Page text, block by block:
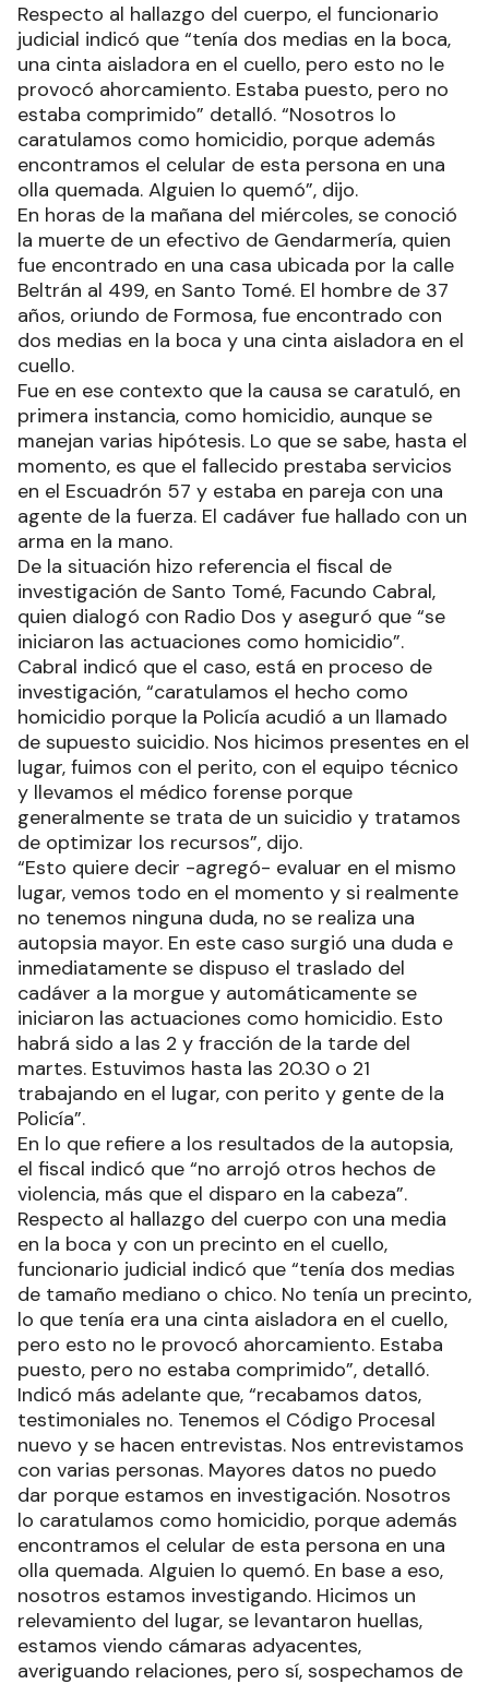
Respecto al hallazgo del cuerpo, el funcionario
judicial indicó que “tenía dos medias en la boca,
una cinta aisladora en el cuello, pero esto no le
provocó ahorcamiento. Estaba puesto, pero no
estaba comprimido” detalló. “Nosotros lo
caratulamos como homicidio, porque además
encontramos el celular de esta persona en una
olla quemada. Alguien lo quemó”, dijo.
En horas de la mañana del miércoles, se conoció
la muerte de un efectivo de Gendarmería, quien
fue encontrado en una casa ubicada por la calle
Beltrán al 499, en Santo Tomé. El hombre de 37
años, oriundo de Formosa, fue encontrado con
dos medias en la boca y una cinta aisladora en el
cuello.
Fue en ese contexto que la causa se caratuló, en
primera instancia, como homicidio, aunque se
manejan varias hipótesis. Lo que se sabe, hasta el
momento, es que el fallecido prestaba servicios
en el Escuadrón 57 y estaba en pareja con una
agente de la fuerza. El cadáver fue hallado con un
arma en la mano.
De la situación hizo referencia el fiscal de
investigación de Santo Tomé, Facundo Cabral,
quien dialogó con Radio Dos y aseguró que “se
iniciaron las actuaciones como homicidio”.
Cabral indicó que el caso, está en proceso de
investigación, “caratulamos el hecho como
homicidio porque la Policía acudió a un llamado
de supuesto suicidio. Nos hicimos presentes en el
lugar, fuimos con el perito, con el equipo técnico
y llevamos el médico forense porque
generalmente se trata de un suicidio y tratamos
de optimizar los recursos”, dijo.
“Esto quiere decir -agregó- evaluar en el mismo
lugar, vemos todo en el momento y si realmente
no tenemos ninguna duda, no se realiza una
autopsia mayor. En este caso surgió una duda e
inmediatamente se dispuso el traslado del
cadáver a la morgue y automáticamente se
iniciaron las actuaciones como homicidio. Esto
habrá sido a las 2 y fracción de la tarde del
martes. Estuvimos hasta las 20.30 o 21
trabajando en el lugar, con perito y gente de la
Policía”.
En lo que refiere a los resultados de la autopsia,
el fiscal indicó que “no arrojó otros hechos de
violencia, más que el disparo en la cabeza”.
Respecto al hallazgo del cuerpo con una media
en la boca y con un precinto en el cuello,
funcionario judicial indicó que “tenía dos medias
de tamaño mediano o chico. No tenía un precinto,
lo que tenía era una cinta aisladora en el cuello,
pero esto no le provocó ahorcamiento. Estaba
puesto, pero no estaba comprimido”, detalló.
Indicó más adelante que, “recabamos datos,
testimoniales no. Tenemos el Código Procesal
nuevo y se hacen entrevistas. Nos entrevistamos
con varias personas. Mayores datos no puedo
dar porque estamos en investigación. Nosotros
lo caratulamos como homicidio, porque además
encontramos el celular de esta persona en una
olla quemada. Alguien lo quemó. En base a eso,
nosotros estamos investigando. Hicimos un
relevamiento del lugar, se levantaron huellas,
estamos viendo cámaras adyacentes,
averiguando relaciones, pero sí, sospechamos de